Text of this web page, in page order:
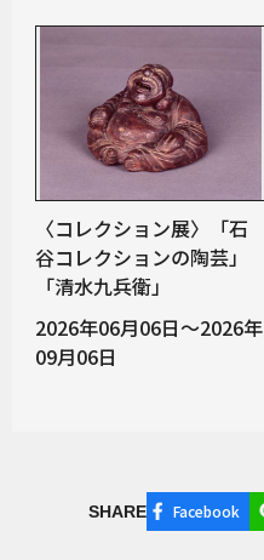
〈コレクション展〉「石
谷コレクションの陶芸」
「清水九兵衛」
2026年06月06日～2026年
09月06日
SHARE Facebook